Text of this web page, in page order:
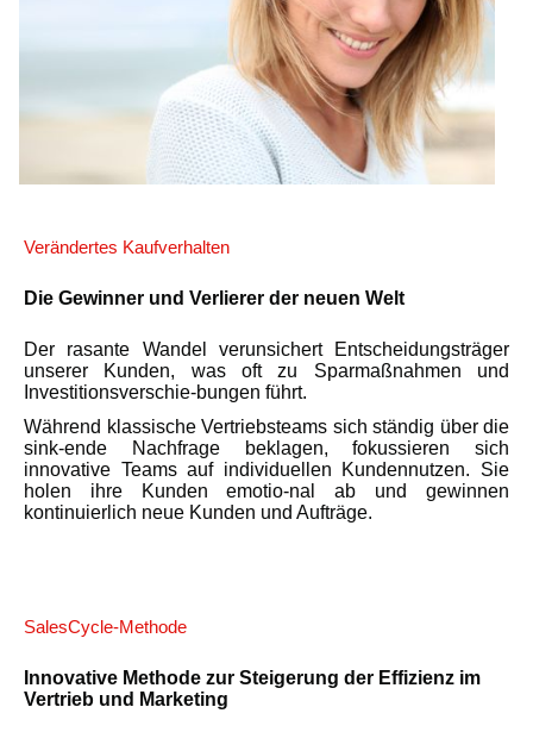
Verändertes Kaufverhalten
Die Gewinner und Verlierer der neuen Welt
Der rasante Wandel verunsichert Entscheidungsträger
unserer Kunden, was oft zu Sparmaßnahmen und
Investitionsverschie-bungen führt.
Während klassische Vertriebsteams sich ständig über die
sink-ende Nachfrage beklagen, fokussieren sich
innovative Teams auf individuellen Kundennutzen. Sie
holen ihre Kunden emotio-nal ab und gewinnen
kontinuierlich neue Kunden und Aufträge.
SalesCycle-Methode
Innovative Methode zur Steigerung der Effizienz im
Vertrieb und Marketing